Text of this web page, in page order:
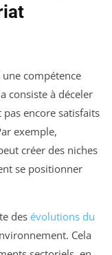
une compétence
consiste à déceler
encore satisfaits
exemple,
créer des niches
se positionner
des évolutions du
Cela